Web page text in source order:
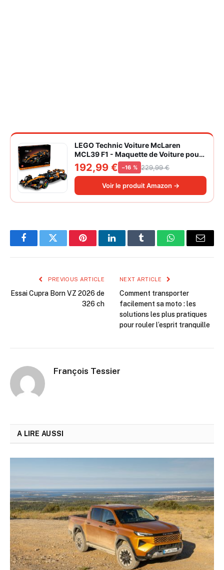
LEGO Technic Voiture McLaren
MCL39 F1 - Maquette de Voiture pour
Adulte - Set de Construction Formule 1
Collector - Moteur V6 & Différentiel -
Idée Cadeau pour Fans de Sport
Automobile 42228
192,99 € −16 % 229,99 €
Voir le produit Amazon →
FacebookTwitter PinterestLinkedInTumblr WhatsAppEmail
PREVIOUS ARTICLE
Essai Cupra Born VZ 2026 de
326 ch
NEXT ARTICLE
Comment transporter
facilement sa moto : les
solutions les plus pratiques
pour rouler l’esprit tranquille
François Tessier
A LIRE AUSSI